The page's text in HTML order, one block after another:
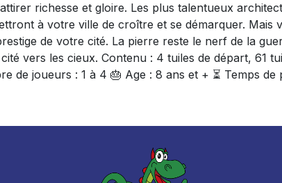
richesse et gloire. Les plus talentueux
à votre ville de croître et se démarquer.
de votre cité. La pierre reste le nerf de la
vers les cieux. Contenu : 4 tuiles de départ, 61
de joueurs : 1 à 4 🎂 Age : 8 ans et + ⏳ Temps de